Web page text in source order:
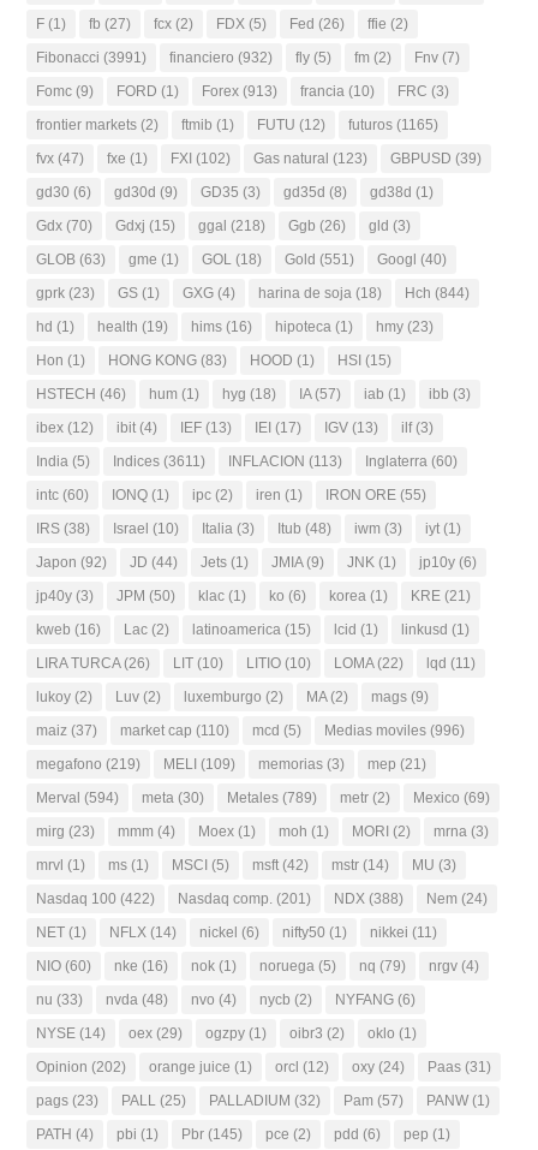
F (1) fb (27) fcx (2) FDX (5) Fed (26) ffie (2)
Fibonacci (3991) financiero (932) fly (5) fm (2) Fnv (7)
Fomc (9) FORD (1) Forex (913) francia (10) FRC (3)
frontier markets (2) ftmib (1) FUTU (12) futuros (1165)
fvx (47) fxe (1) FXI (102) Gas natural (123) GBPUSD (39)
gd30 (6) gd30d (9) GD35 (3) gd35d (8) gd38d (1)
Gdx (70) Gdxj (15) ggal (218) Ggb (26) gld (3)
GLOB (63) gme (1) GOL (18) Gold (551) Googl (40)
gprk (23) GS (1) GXG (4) harina de soja (18) Hch (844)
hd (1) health (19) hims (16) hipoteca (1) hmy (23)
Hon (1) HONG KONG (83) HOOD (1) HSI (15)
HSTECH (46) hum (1) hyg (18) IA(57) iab (1) ibb (3)
ibex (12) ibit (4) IEF (13) IEI (17) IGV (13) ilf(3)
India (5) Indices (3611) INFLACION (113) Inglaterra (60)
intc (60) IONQ (1) ipc (2) iren (1) IRON ORE (55)
IRS (38) Israel (10) Italia (3) Itub (48) iwm (3) iyt (1)
Japon (92) JD (44) Jets (1) JMIA(9) JNK (1) jp10y (6)
jp40y (3) JPM (50) klac (1) ko (6) korea (1) KRE (21)
kweb (16) Lac (2) latinoamerica (15) lcid (1) linkusd (1)
LIRA TURCA(26) LIT (10) LITIO (10) LOMA(22) lqd (11)
lukoy (2) Luv (2) luxemburgo (2) MA(2) mags (9)
maiz (37) market cap (110) mcd (5) Medias moviles (996)
megafono (219) MELI (109) memorias (3) mep (21)
Merval (594) meta (30) Metales (789) metr (2) Mexico (69)
mirg (23) mmm (4) Moex (1) moh (1) MORI (2) mrna (3)
mrvl (1) ms (1) MSCI (5) msft (42) mstr (14) MU (3)
Nasdaq 100 (422) Nasdaq comp. (201) NDX (388) Nem (24)
NET (1) NFLX (14) nickel (6) nifty50 (1) nikkei (11)
NIO (60) nke (16) nok (1) noruega (5) nq (79) nrgv (4)
nu (33) nvda (48) nvo (4) nycb (2) NYFANG (6)
NYSE (14) oex (29) ogzpy (1) oibr3 (2) oklo (1)
Opinion (202) orange juice (1) orcl (12) oxy (24) Paas (31)
pags (23) PALL (25) PALLADIUM (32) Pam (57) PANW (1)
PATH (4) pbi (1) Pbr (145) pce (2) pdd (6) pep (1)